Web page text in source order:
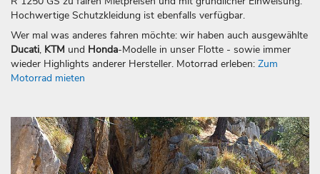
Hochwertige Schutzkleidung ist ebenfalls verfügbar.
Wer mal was anderes fahren möchte: wir haben auch ausgewählte
Ducati, KTM und Honda-Modelle in unser Flotte - sowie immer
wieder Highlights anderer Hersteller. Motorrad erleben: Zum
Motorrad mieten